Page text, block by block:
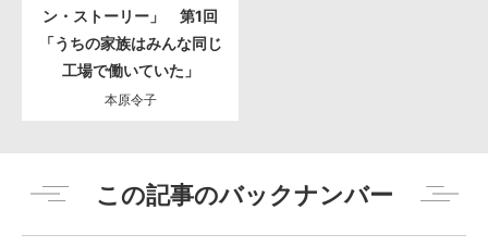
ン・ストーリー」 第1回
「うちの家族はみんな同じ
工場で働いていた」
本原令子
この記事のバックナンバー